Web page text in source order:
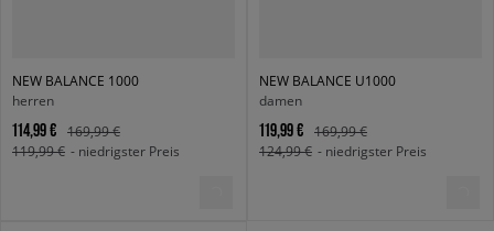
NEW BALANCE 1000
herren
114,99 €
169,99 €
119,99 € - niedrigster Preis
NEW BALANCE U1000
damen
119,99 €
169,99 €
124,99 € - niedrigster Preis